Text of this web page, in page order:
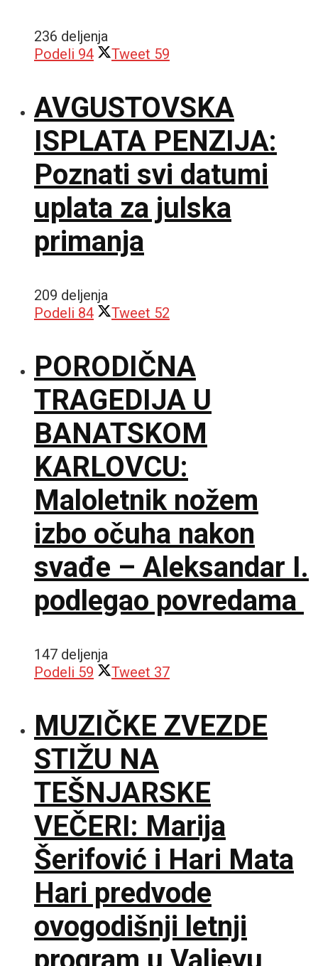
236 deljenja
Podeli 94 Tweet 59
AVGUSTOVSKA
ISPLATA PENZIJA:
Poznati svi datumi
uplata za julska
primanja
209 deljenja
Podeli 84 Tweet 52
PORODIČNA
TRAGEDIJA U
BANATSKOM
KARLOVCU:
Maloletnik nožem
izbo očuha nakon
svađe – Aleksandar I.
podlegao povredama
147 deljenja
Podeli 59 Tweet 37
MUZIČKE ZVEZDE
STIŽU NA
TEŠNJARSKE
VEČERI: Marija
Šerifović i Hari Mata
Hari predvode
ovogodišnji letnji